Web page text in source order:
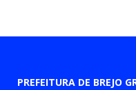
PREFEITURA DE BREJO